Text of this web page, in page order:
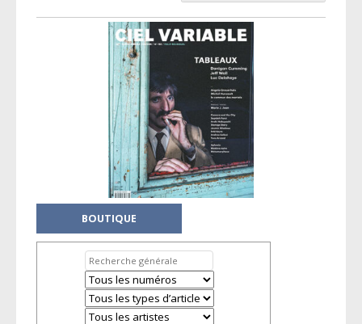
BOUTIQUE